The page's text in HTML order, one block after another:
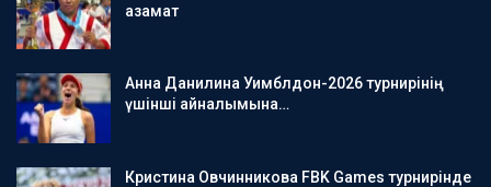
азамат
Анна Данилина Уимблдон-2026 турнирінің
үшінші айналымына…
Кристина Овчинникова FBK Games турнирінде